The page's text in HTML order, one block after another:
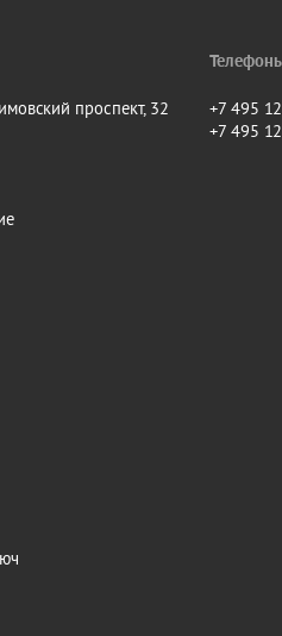
проспект, 32
+7 495
+7 495